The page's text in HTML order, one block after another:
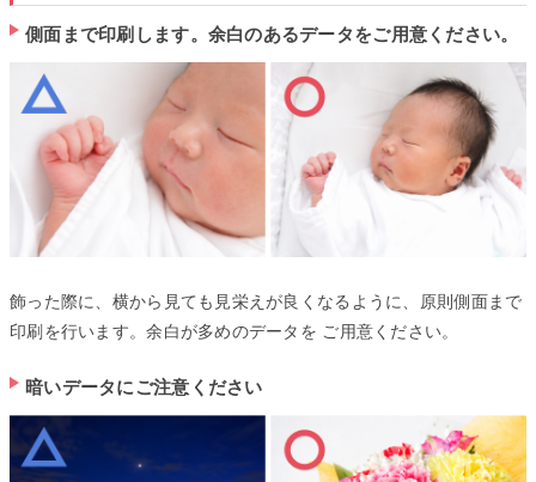
側面まで印刷します。余白のあるデータをご用意ください。
飾った際に、横から見ても見栄えが良くなるように、原則側面まで
印刷を行います。余白が多めのデータを ご用意ください。
暗いデータにご注意ください